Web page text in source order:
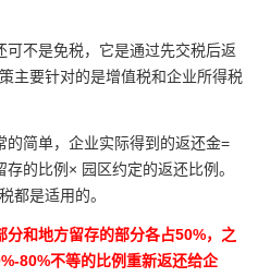
不是免税，它是通过先交税后返
主要针对的是增值税和企业所得税
简单，企业实际得到的返还金=
的比例× 园区约定的返还比例。
都是适用的。
分和地方留存的部分各占50%，之
80%不等的比例重新返还给企